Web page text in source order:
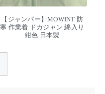
【ジャンパー】MOWINT 防
寒 作業着 ドカジャン 綿入り
紺色 日本製